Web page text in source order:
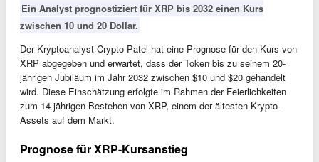
Ein Analyst prognostiziert für XRP bis 2032 einen Kurs
zwischen 10 und 20 Dollar.
Der Kryptoanalyst Crypto Patel hat eine Prognose für den Kurs von
XRP abgegeben und erwartet, dass der Token bis zu seinem 20-
jährigen Jubiläum im Jahr 2032 zwischen $10 und $20 gehandelt
wird. Diese Einschätzung erfolgte im Rahmen der Feierlichkeiten
zum 14-jährigen Bestehen von XRP, einem der ältesten Krypto-
Assets auf dem Markt.
Prognose für XRP-Kursanstieg